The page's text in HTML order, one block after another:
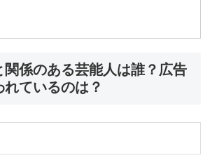
関係のある芸能人は誰？広告
ているのは？